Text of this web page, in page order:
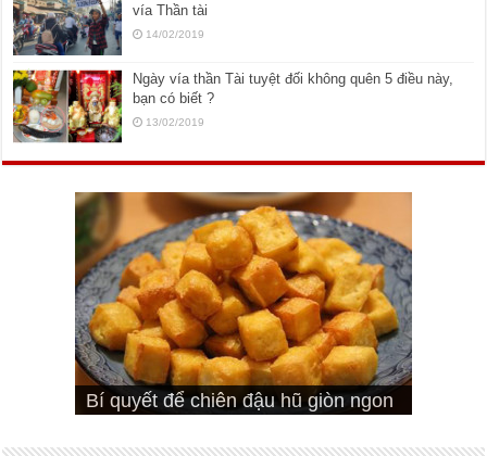
vía Thần tài
14/02/2019
Ngày vía thần Tài tuyệt đối không quên 5 điều này,
bạn có biết ?
13/02/2019
Cách pha nước mắm trộn gỏi ngon
bá cháy
Bí quyết để chiên đậu hũ giòn ngon
Cách ướp sườn non nướng ngon
đúng vị
Cách ướp thịt heo chiên ngon mềm
Bật mí cách ướp sườn cơm tấm
ngon